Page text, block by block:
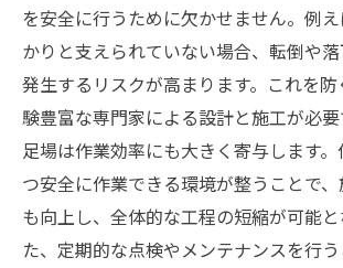
を安全に行うために欠かせません。例
かりと支えられていない場合、転倒や
発生するリスクが高まります。これを
験豊富な専門家による設計と施工が必要
足場は作業効率にも大きく寄与します
つ安全に作業できる環境が整うことで
も向上し、全体的な工程の短縮が可能
た、定期的な点検やメンテナンスを行